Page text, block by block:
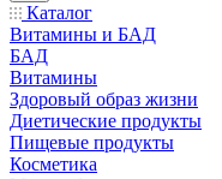
Каталог
Витамины и БАД
БАД
Витамины
Здоровый образ жизни
Диетические продукты
Пищевые продукты
Косметика